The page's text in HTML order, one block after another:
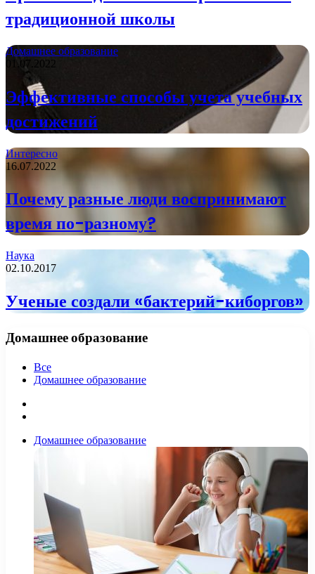
традиционной школы
Домашнее образование
01.07.2022
Эффективные способы учета учебных
достижений
Интересно
16.07.2022
Почему разные люди воспринимают
время по-разному?
Наука
02.10.2017
Ученые создали «бактерий-киборгов»
Домашнее образование
Все
Домашнее образование
Домашнее образование